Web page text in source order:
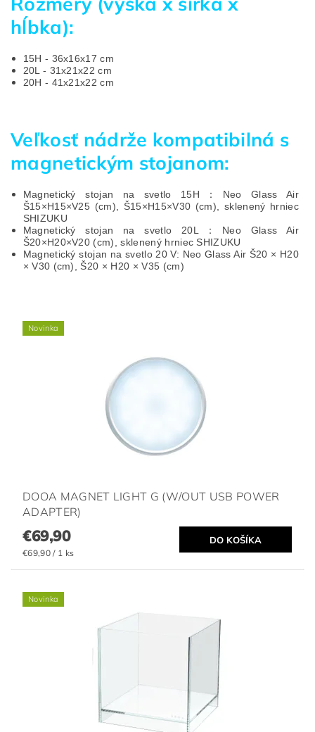
hĺbka):
15H - 36x16x17 cm
20L - 31x21x22 cm
20H - 41x21x22 cm
Veľkosť nádrže kompatibilná s
magnetickým stojanom:
Magnetický stojan na svetlo 15H ： Neo Glass Air
Š15×H15×V25 (cm), Š15×H15×V30 (cm), sklenený hrniec
SHIZUKU
Magnetický stojan na svetlo 20L
： Neo Glass Air
Š20×H20×V20 (cm), sklenený hrniec SHIZUKU
Magnetický stojan na svetlo 20 V: Neo Glass Air Š20 × H20
× V30 (cm), Š20 × H20 × V35 (cm)
Novinka
DOOA MAGNET LIGHT G (W/OUT USB POWER
ADAPTER)
€69,90
€69,90 / 1 ks
Novinka